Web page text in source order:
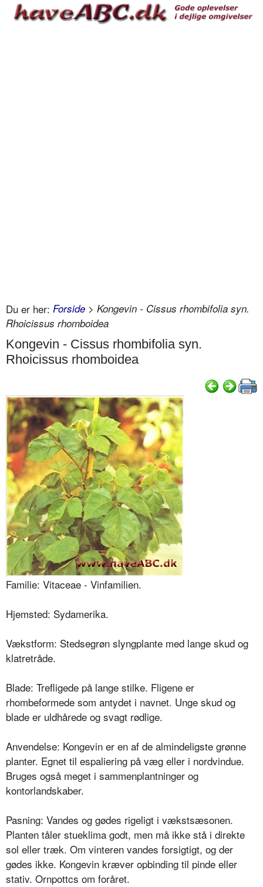
Du er her: Forside > Kongevin - Cissus rhombifolia syn.
Rhoicissus rhomboidea
Kongevin - Cissus rhombifolia syn.
Rhoicissus rhomboidea
Familie: Vitaceae - Vinfamilien.
Hjemsted: Sydamerika.
Vækstform: Stedsegrøn slyngplante med lange skud og
klatretråde.
Blade: Trefligede på lange stilke. Fligene er
rhombeforme­de som antydet i navnet. Unge skud og
blade er uldhårede og svagt rødlige.
Anvendelse: Kongevin er en af de almindeligste grønne
plan­ter. Egnet til espaliering på væg eller i nordvindue.
Bruges også meget i sammenplantninger og
kontorlandskaber.
Pasning: Vandes og gødes rigeligt i vækstsæsonen.
Planten tåler stueklima godt, men må ikke stå i direkte
sol eller træk. Om vinteren vandes forsigtigt, og der
gødes ikke. Kongevin kræver opbinding til pinde eller
stativ. Ornpottcs om foråret.